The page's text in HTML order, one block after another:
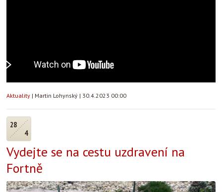
Aktuality | Martin Lohynský | 30.4.2023 00:00
28
4
Vydejte se na cestu uzdravení na
Fortně